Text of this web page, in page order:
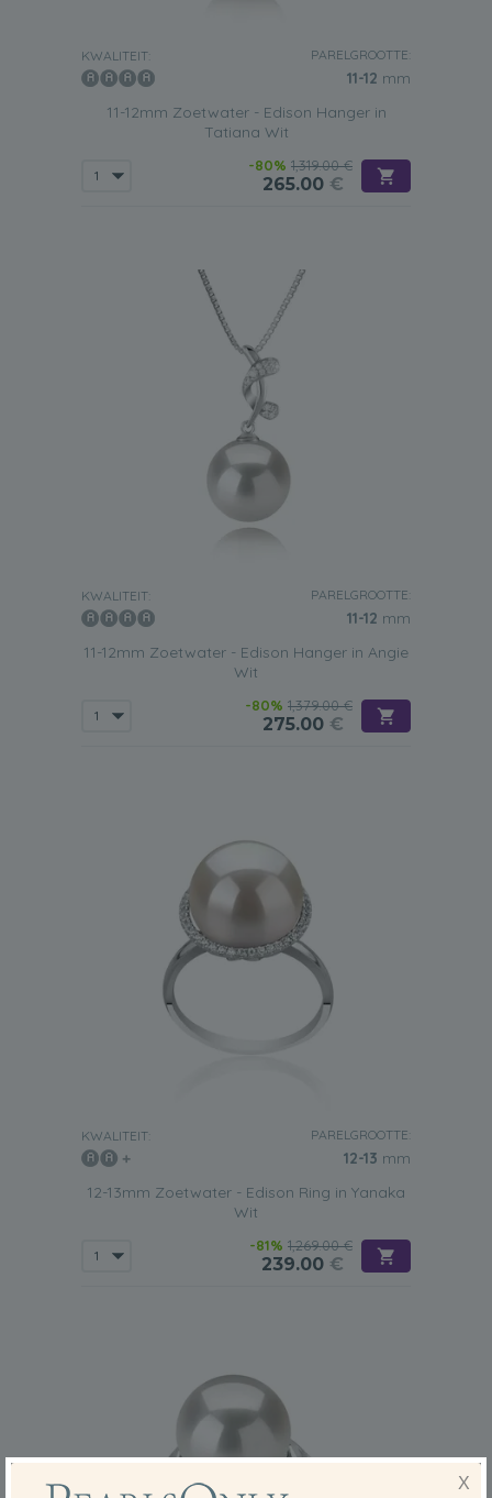
KWALITEIT: PARELGROOTTE:
11-12 mm
11-12mm Zoetwater - Edison Hanger in
Tatiana Wit
-80% 1,319.00 €
265.00 €
KWALITEIT: PARELGROOTTE:
11-12 mm
11-12mm Zoetwater - Edison Hanger in Angie
Wit
-80% 1,379.00 €
275.00 €
KWALITEIT: PARELGROOTTE:
12-13 mm
12-13mm Zoetwater - Edison Ring in Yanaka
Wit
-81% 1,269.00 €
239.00 €
X